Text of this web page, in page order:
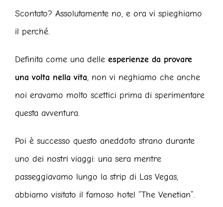
Scontato? Assolutamente no, e ora vi spieghiamo
il perché.
Definita come una delle esperienze da provare
una volta nella vita, non vi neghiamo che anche
noi eravamo molto scettici prima di sperimentare
questa avventura.
Poi è successo questo aneddoto strano durante
uno dei nostri viaggi: una sera mentre
passeggiavamo lungo la strip di Las Vegas,
abbiamo visitato il famoso hotel “The Venetian”.